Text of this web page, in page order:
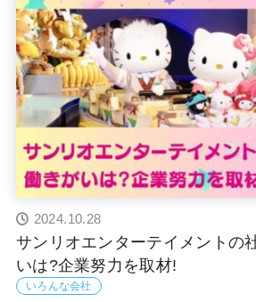
2024.10.28
サンリオエンターテイメントの
いは?企業努力を取材!
いろんな会社